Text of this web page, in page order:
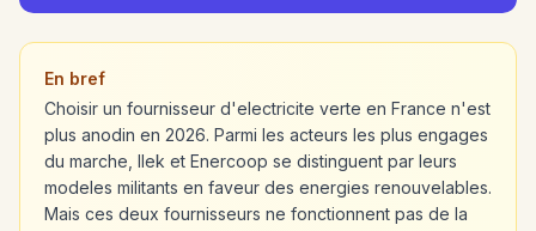
En bref
Choisir un fournisseur d'electricite verte en France n'est
plus anodin en 2026. Parmi les acteurs les plus engages
du marche, Ilek et Enercoop se distinguent par leurs
modeles militants en faveur des energies renouvelables.
Mais ces deux fournisseurs ne fonctionnent pas de la